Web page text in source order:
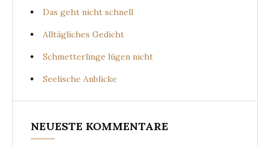
Das geht nicht schnell
Alltägliches Gedicht
Schmetterlinge lügen nicht
Seelische Anblicke
NEUESTE KOMMENTARE